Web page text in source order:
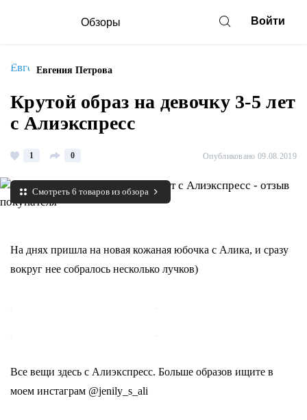
Обзоры Войти
Евгения Петрова
Крутой образ на девочку 3-5 лет
с Алиэкспресс
1 0 Опубликовано 09.08.2019
Смотреть 6 товаров из обзора
На днях пришла на новая кожаная юбочка с Алика, и сразу
вокруг нее собралось несколько лучков)
Все вещи здесь с Алиэкспресс. Больше образов ищите в
моем инстаграм @jenily_s_ali